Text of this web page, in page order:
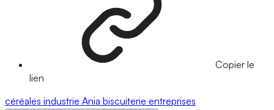
Copier le
lien
céréales industrie Ania biscuiterie entreprises